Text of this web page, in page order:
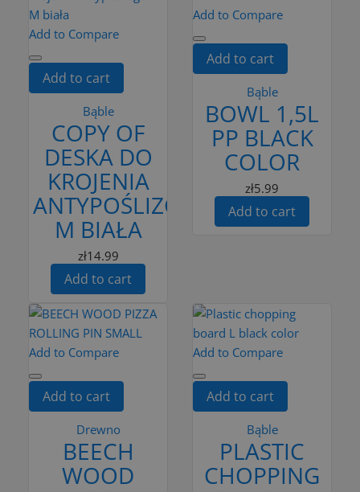
Add to Compare
Add to cart
Bąble
COPY OF
DESKA DO
KROJENIA
ANTYPOŚLIZGOWA
M BIAŁA
zł14.99
Add to cart
Add to Compare
Add to cart
Bąble
BOWL 1,5L
PP BLACK
COLOR
zł5.99
Add to cart
Add to Compare
Add to cart
Drewno
BEECH
WOOD
Add to Compare
Add to cart
Bąble
PLASTIC
CHOPPING